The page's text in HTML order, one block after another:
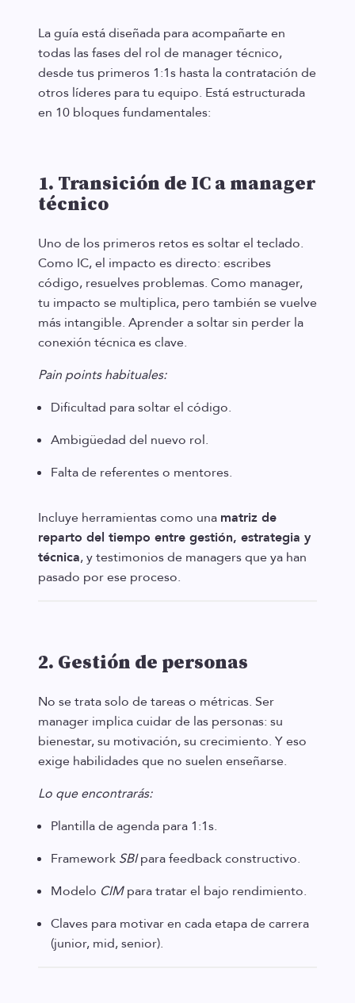
La guía está diseñada para acompañarte en
todas las fases del rol de manager técnico,
desde tus primeros 1:1s hasta la contratación de
otros líderes para tu equipo. Está estructurada
en 10 bloques fundamentales:
1. Transición de IC a manager
técnico
Uno de los primeros retos es soltar el teclado.
Como IC, el impacto es directo: escribes
código, resuelves problemas. Como manager,
tu impacto se multiplica, pero también se vuelve
más intangible. Aprender a soltar sin perder la
conexión técnica es clave.
Pain points habituales:
Dificultad para soltar el código.
Ambigüedad del nuevo rol.
Falta de referentes o mentores.
Incluye herramientas como una matriz de
reparto del tiempo entre gestión, estrategia y
técnica, y testimonios de managers que ya han
pasado por ese proceso.
2. Gestión de personas
No se trata solo de tareas o métricas. Ser
manager implica cuidar de las personas: su
bienestar, su motivación, su crecimiento. Y eso
exige habilidades que no suelen enseñarse.
Lo que encontrarás:
Plantilla de agenda para 1:1s.
Framework SBIpara feedback constructivo.
Modelo CIMpara tratar el bajo rendimiento.
Claves para motivar en cada etapa de carrera
(junior, mid, senior).